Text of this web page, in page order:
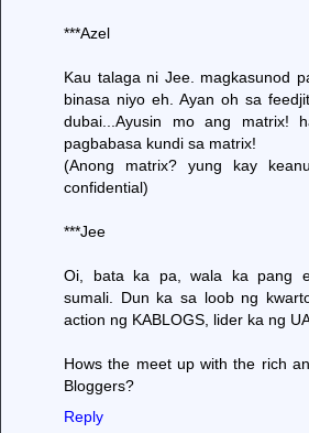
***Azel
Kau talaga ni Jee. magkasunod
binasa niyo eh. Ayan oh sa
dubai...Ayusin mo ang matrix!
pagbabasa kundi sa matrix!
(Anong matrix? yung kay
confidential)
***Jee
Oi, bata ka pa, wala ka pang
sumali. Dun ka sa loob ng
action ng KABLOGS, lider ka ng
Hows the meet up with the rich
Bloggers?
Reply